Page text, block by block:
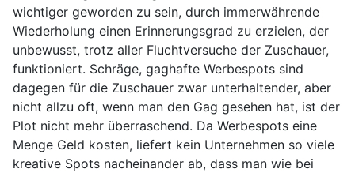
wichtiger geworden zu sein, durch immerwährende
Wiederholung einen Erinnerungsgrad zu erzielen, der
unbewusst, trotz aller Fluchtversuche der Zuschauer,
funktioniert. Schräge, gaghafte Werbespots sind
dagegen für die Zuschauer zwar unterhaltender, aber
nicht allzu oft, wenn man den Gag gesehen hat, ist der
Plot nicht mehr überraschend. Da Werbespots eine
Menge Geld kosten, liefert kein Unternehmen so viele
kreative Spots nacheinander ab, dass man wie bei